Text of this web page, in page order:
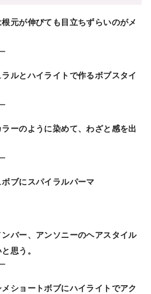
元が伸びても目立ちずらいのがメ
ルとハイライトで作るボブスタイ
ーのように染めて、わざと感を出
ブにスパイラルパーマ
ンバー、アンソニーのヘアスタイル
思う。
メショートボブにハイライトでアク